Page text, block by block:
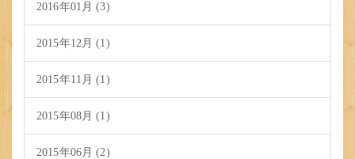
2016年01月 (3)
2015年12月 (1)
2015年11月 (1)
2015年08月 (1)
2015年06月 (2)